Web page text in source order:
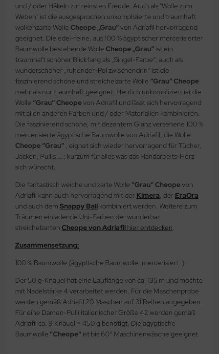
und / oder Häkeln zur reinsten Freude. Auch als "Wolle zum
Weben" ist die ausgesprochen unkomplizierte und traumhaft
wolkenzarte Wolle Cheope „Grau“von Adriafil hervorragend
geeignet. Die edel-feine, aus 100 % ägyptischer mercerisierter
Baumwolle bestehende Wolle Cheope „Grau“ ist ein
traumhaft schöner Blickfang als „Singel-Farbe“; auch als
wunderschöner „ruhender-Pol zwischendrin“ ist die
faszinierend schöne und streichelzarte Wolle “Grau“ Cheope
mehr als nur traumhaft geeignet. Herrlich unkompliziert ist die
Wolle “Grau“ Cheopevon Adriafil und lässt sich hervorragend
mit allen anderen Farben und / oder Materialien kombinieren.
Die faszinierend schöne, mit dezentem Glanz versehene 100 %
mercerisierte ägyptische Baumwolle von Adriafil, die Wolle
Cheope “Grau“ , eignet sich wieder hervorragend für Tücher,
Jacken, Pullis ….; kurzum für alles was das Handarbeits-Herz
sich wünscht.
Die fantastisch weiche und zarte Wolle “Grau“ Cheopevon
Adriafil kann auch hervorragend mit der Kimera, der EraOra
und auch dem Snappy Ball kombiniert werden. Weitere zum
Träumen einladende Uni-Farben der wunderbar
streichelzarten Cheope von Adriafil hier entdecken.
Zusammensetzung:
100 % Baumwolle (ägyptische Baumwolle, mercerisiert, )
Der 50 g-Knäuel hat eine Lauflänge von ca. 135 m und möchte
mit Nadelstärke 4 verarbeitet werden. Für die Maschenprobe
werden gemäß Adriafil 20 Maschen auf 31 Reihen angegeben.
Für eine Damen-Pulli italienischer Größe 42 werden gemäß
Adriafil ca. 9 Knäuel = 450 g benötigt. Die ägyptische
Baumwolle "Cheope" ist bis 60° Maschinenwäsche geeignet